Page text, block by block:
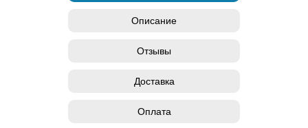
Описание
Отзывы
Доставка
Оплата